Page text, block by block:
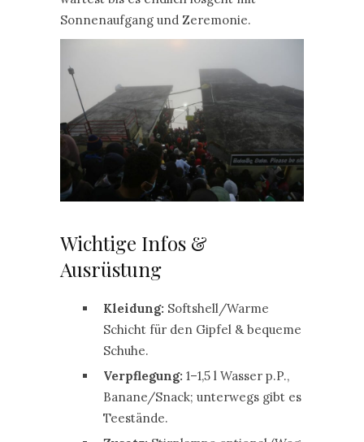
Sonnenaufgang und Zeremonie.
Wichtige Infos &
Ausrüstung
Kleidung: Softshell/Warme
Schicht für den Gipfel & bequeme
Schuhe.
Verpflegung: 1–1,5 l Wasser p.P.,
Banane/Snack; unterwegs gibt es
Teestände.